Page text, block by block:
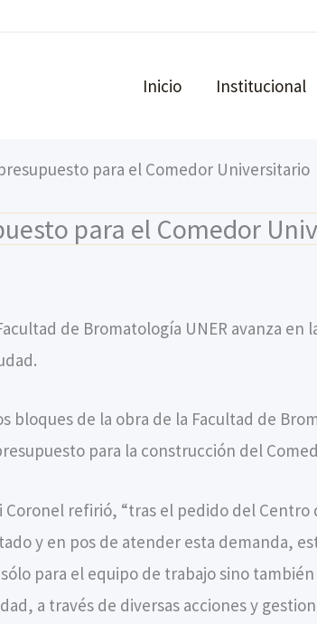
Inicio Institucional
para el Comedor Universitario
para el Comedor
de Bromatología UNER avanza
bloques de la obra de la Facultad de
para la construcción del
refirió, “tras el pedido del
y en pos de atender esta demanda,
para el equipo de trabajo sino
a través de diversas acciones y